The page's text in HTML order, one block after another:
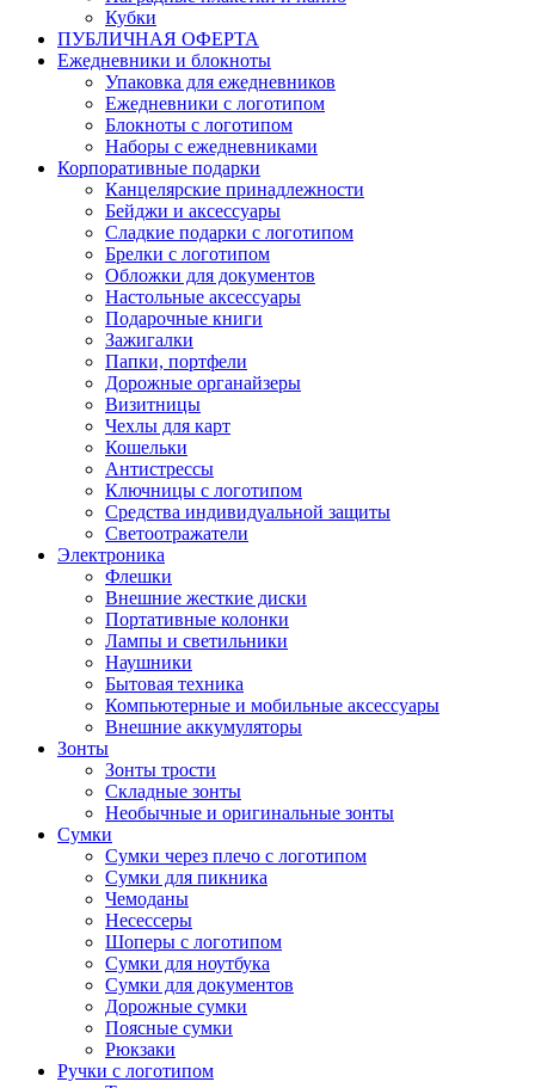
Кубки
ПУБЛИЧНАЯ ОФЕРТА
Ежедневники и блокноты
Упаковка для ежедневников
Ежедневники с логотипом
Блокноты с логотипом
Наборы с ежедневниками
Корпоративные подарки
Канцелярские принадлежности
Бейджи и аксессуары
Сладкие подарки с логотипом
Брелки с логотипом
Обложки для документов
Настольные аксессуары
Подарочные книги
Зажигалки
Папки, портфели
Дорожные органайзеры
Визитницы
Чехлы для карт
Кошельки
Антистрессы
Ключницы с логотипом
Средства индивидуальной защиты
Светоотражатели
Электроника
Флешки
Внешние жесткие диски
Портативные колонки
Лампы и светильники
Наушники
Бытовая техника
Компьютерные и мобильные аксессуары
Внешние аккумуляторы
Зонты
Зонты трости
Складные зонты
Необычные и оригинальные зонты
Сумки
Сумки через плечо с логотипом
Сумки для пикника
Чемоданы
Несессеры
Шоперы с логотипом
Сумки для ноутбука
Сумки для документов
Дорожные сумки
Поясные сумки
Рюкзаки
Ручки с логотипом